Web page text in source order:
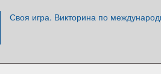
Своя игра. Викторина по